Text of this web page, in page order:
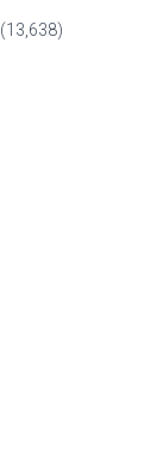
(13,638)